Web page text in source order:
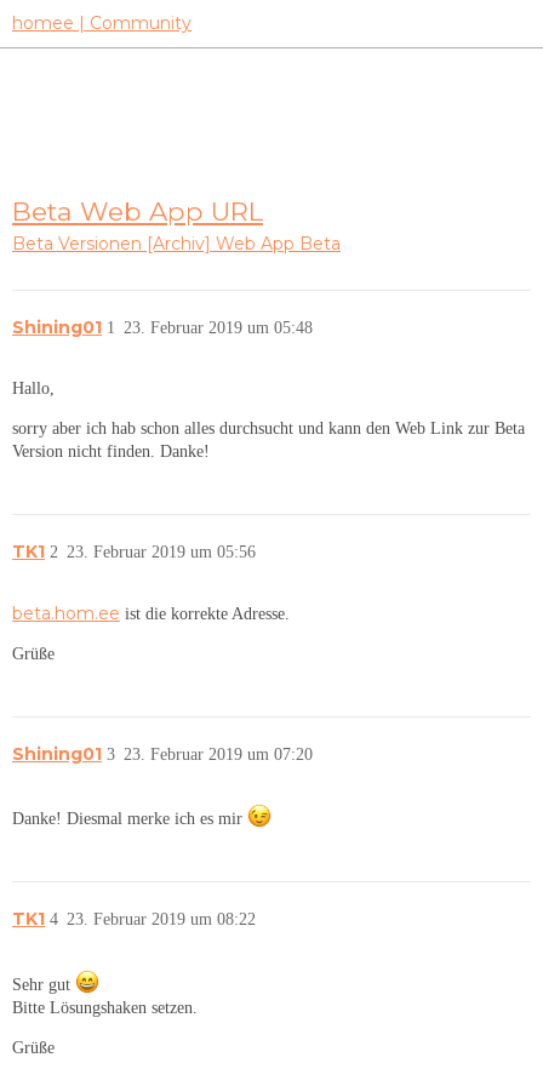
homee | Community
Beta Web App URL
Beta Versionen [Archiv] Web App Beta
Shining01 23. Februar 2019 um 05:48
1
Hallo,
sorry aber ich hab schon alles durchsucht und kann den Web Link zur Beta
Version nicht finden. Danke!
TK1 23. Februar 2019 um 05:56
2
beta.hom.ee ist die korrekte Adresse.
Grüße
Shining01 23. Februar 2019 um 07:20
3
Danke! Diesmal merke ich es mir
TK1 23. Februar 2019 um 08:22
4
Sehr gut
Bitte Lösungshaken setzen.
Grüße